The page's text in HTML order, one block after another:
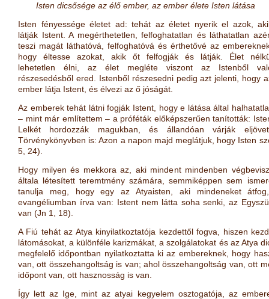
Isten dicsősége az élő ember, az ember élete Isten látása
Isten fényessége életet ad: tehát az életet nyerik el azok,
látják Istent. A megérthetetlen, felfoghatatlan és láthatatlan
teszi magát láthatóvá, felfoghatóvá és érthetővé az
hogy éltesse azokat, akik őt felfogják és látják. Élet
lehetetlen élni, az élet megléte viszont az Istenből
részesedésből ered. Istenből részesedni pedig azt jelenti, hogy
ember látja Istent, és élvezi az ő jóságát.
Az emberek tehát látni fogják Istent, hogy e látása által
– mint már említettem – a próféták előképszerűen tanították:
Lelkét hordozzák magukban, és állandóan várják
Törvénykönyvben is: Azon a napon majd meglátjuk, hogy Isten
5, 24)
Hogy milyen és mekkora az, aki mindent mindenben
általa létesített teremtmény számára, semmiképpen sem
tanulja meg, hogy egy az Atyaisten, aki mindeneket
evangéliumban írva van: Istent nem látta soha senki, az
van (Jn 1, 18)
A Fiú tehát az Atya kinyilatkoztatója kezdettől fogva, hiszen
látomásokat, a különféle karizmákat, a szolgálatokat és az Atya
megfelelő időpontban nyilatkoztatta ki az embereknek, hogy
van, ott összehangoltság is van; ahol összehangoltság van, ott
időpont van, ott hasznosság is van.
Így lett az Ige, mint az atyai kegyelem osztogatója, az